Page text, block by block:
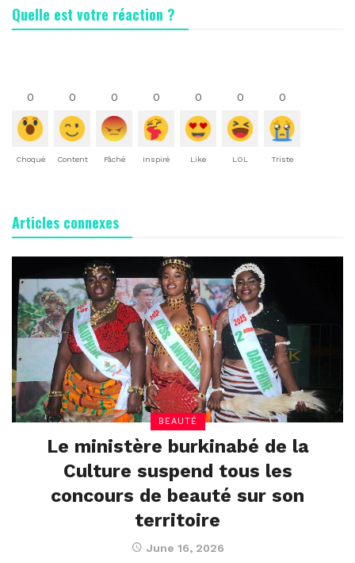
Quelle est votre réaction ?
0
Choqué
0
Content
0
Fâché
0
Inspiré
0
Like
0
LOL
0
Triste
Articles connexes
BEAUTÉ
Le ministère burkinabé de la
Culture suspend tous les
concours de beauté sur son
territoire
June 16, 2026